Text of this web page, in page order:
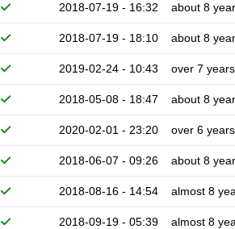
2018-07-19 - 16:32 about 8
2018-07-19 - 18:10 about 8
2019-02-24 - 10:43 over 7 years
2018-05-08 - 18:47 about 8
2020-02-01 - 23:20 over 6 years
2018-06-07 - 09:26 about 8
2018-08-16 - 14:54 almost 8
2018-09-19 - 05:39 almost 8